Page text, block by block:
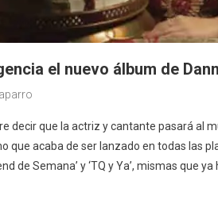
el nuevo álbum de
decir que la actriz y cantante pasará al
que acaba de ser lanzado en todas las
de Semana’ y ‘TQ y Ya’, mismas que ya